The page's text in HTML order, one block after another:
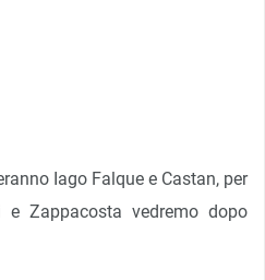
Iago Falque e Castan, per
Zappacosta vedremo dopo